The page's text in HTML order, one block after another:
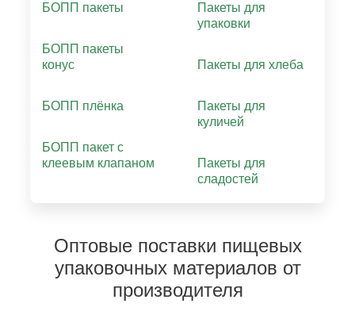
БОПП пакеты
БОПП пакеты
конус
БОПП плёнка
БОПП пакет с
клеевым клапаном
Пакеты для
упаковки
Пакеты для хлеба
Пакеты для
куличей
Пакеты для
сладостей
Оптовые поставки пищевых
упаковочных материалов от
производителя